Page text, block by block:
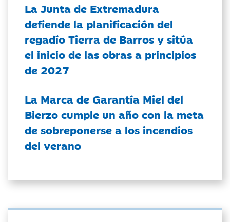
La Junta de Extremadura
defiende la planificación del
regadío Tierra de Barros y sitúa
el inicio de las obras a principios
de 2027
La Marca de Garantía Miel del
Bierzo cumple un año con la meta
de sobreponerse a los incendios
del verano